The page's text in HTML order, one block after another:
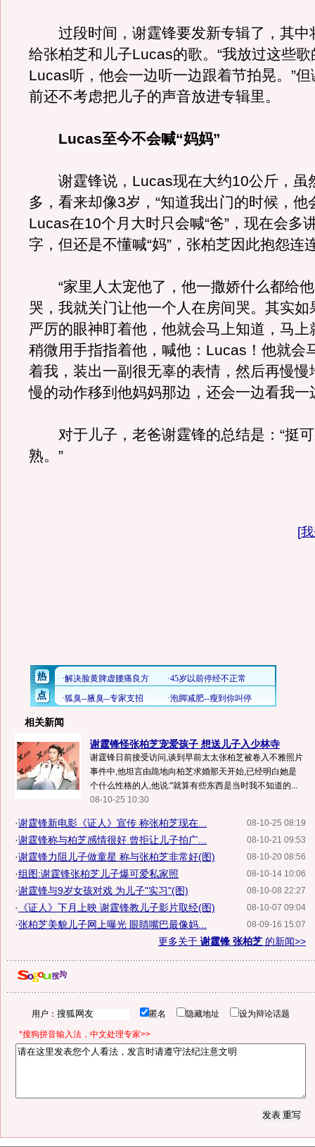
过段时间，谢霆锋要发新专辑了，其中
给张柏芝和儿子Lucas的歌。“我放过这些
Lucas听，他会一边听一边跟着节拍晃。”
前还不考虑把儿子的声音放进专辑里。
Lucas至今不会喊“妈妈”
谢霆锋说，Lucas现在大约10公斤，虽
多，看来却像3岁，“知道我出门的时候，他
Lucas在10个月大时只会喊“爸”，现在会多
字，但还是不懂喊“妈”，张柏芝因此抱怨连
“家里人太宠他了，他一撒娇什么都给他
哭，我就关门让他一个人在房间哭。其实如
严厉的眼神盯着他，他就会马上知道，马上
稍微用手指指着他，喊他：Lucas！他就会
着我，装出一副很无辜的表情，然后再慢慢
慢的动作移到他妈妈那边，还会一边看我一
对于儿子，老爸谢霆锋的总结是：“挺可
熟。”
[
相关新闻
谢霆锋怪张柏芝宠爱孩子 想送儿子入少林寺
谢霆锋日前接受访问,谈到早前太太张柏芝被卷入不雅照片
事件中,他坦言由跪地向柏芝求婚那天开始,已经明白她是
个什么性格的人,他说:"就算有些东西是当时我不知道的...
08-10-25 10:30
08-10-25 08:19
·谢霆锋新电影《证人》宣传 称张柏芝现在...
08-10-21 09:53
·谢霆锋称与柏芝感情很好 曾拒让儿子拍广...
08-10-20 08:56
·谢霆锋力阻儿子做童星 称与张柏芝非常好(图)
08-10-14 10:06
·组图:谢霆锋张柏芝儿子爆可爱私家照
08-10-08 22:27
·谢霆锋与9岁女孩对戏 为儿子"实习"(图)
08-10-07 09:04
· 《证人》下月上映 谢霆锋教儿子影片取经(图)
08-09-16 15:07
·张柏芝美貌儿子网上曝光 眼睛嘴巴最像妈...
更多关于 谢霆锋 张柏芝 的新闻>>
用户： 匿名 隐藏地址 设为辩论话题
*搜狗拼音输入法，中文处理专家>>